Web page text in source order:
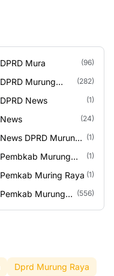
DPRD Mura (96)
DPRD Murung
(282)
DPRD News (1)
News (24)
News DPRD Murung
(1)
Pembkab Murung
(1)
Pemkab Muring Raya (1)
Pemkab Murung
(556)
Dprd Murung Raya